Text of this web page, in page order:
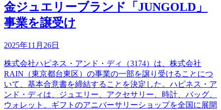
金ジュエリーブランド「JUNGOLD」
事業を譲受け
2025年11月26日
株式会社ハピネス・アンド・ディ（3174）は、株式会社
RAIN（東京都台東区）の事業の一部を譲り受けることにつ
いて、基本合意書を締結することを決定した。ハピネス・ア
ンド・ディは、ジュエリー、アクセサリー、時計、バッグ、
ウォレット、ギフトのアニバーサリーショップを全国に展開